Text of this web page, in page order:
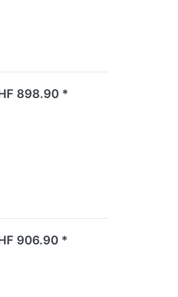
vor.
898.90 *
vor.
906.90 *